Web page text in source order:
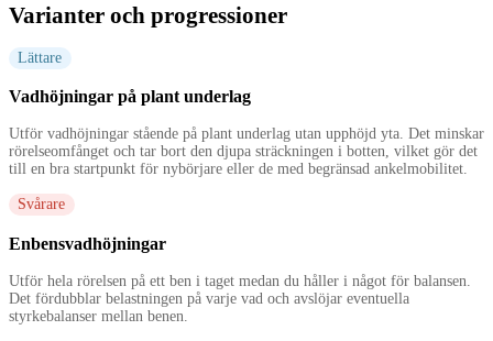
Varianter och progressioner
Lättare
Vadhöjningar på plant underlag
Utför vadhöjningar stående på plant underlag utan upphöjd yta. Det minskar
rörelseomfånget och tar bort den djupa sträckningen i botten, vilket gör det
till en bra startpunkt för nybörjare eller de med begränsad ankelmobilitet.
Svårare
Enbensvadhöjningar
Utför hela rörelsen på ett ben i taget medan du håller i något för balansen.
Det fördubblar belastningen på varje vad och avslöjar eventuella
styrkebalanser mellan benen.